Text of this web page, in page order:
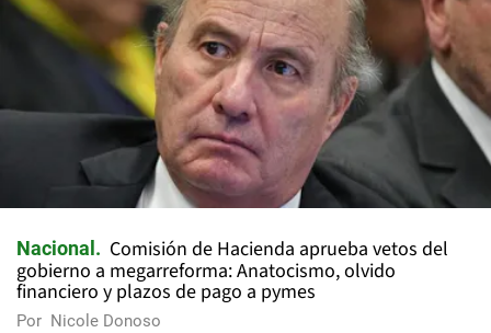
Nacional
Comisión de Hacienda aprueba vetos del
gobierno a megarreforma: Anatocismo, olvido
financiero y plazos de pago a pymes
Por Nicole Donoso